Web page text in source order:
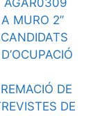
A MURO 2”
DE
DE